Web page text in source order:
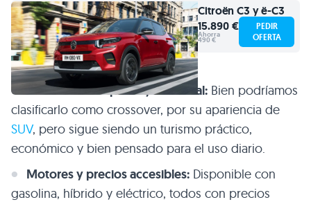
CitroënC3 y ë-C3
15.890 €
Ahorra
490 €
PEDIR
OFERTA
Crossover compacto y funcional: Bien podríamos
clasificarlo como crossover, por su apariencia de
SUV, pero sigue siendo un turismo práctico,
económico y bien pensado para el uso diario.
Motores y precios accesibles: Disponible con
gasolina, híbrido y eléctrico, todos con precios